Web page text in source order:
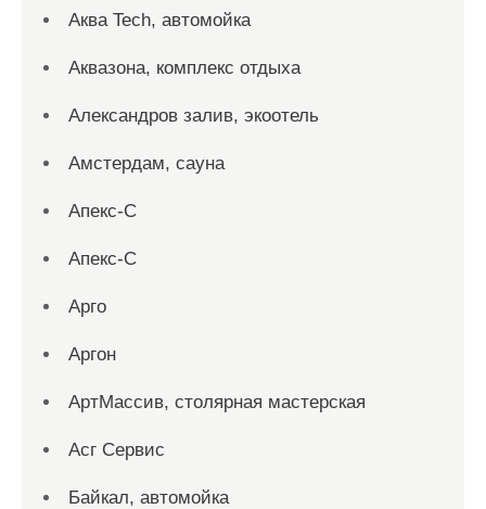
Аква Tech, автомойка
Аквазона, комплекс отдыха
Александров залив, экоотель
Амстердам, сауна
Апекс-С
Апекс-С
Арго
Аргон
АртМассив, столярная мастерская
Асг Сервис
Байкал, автомойка